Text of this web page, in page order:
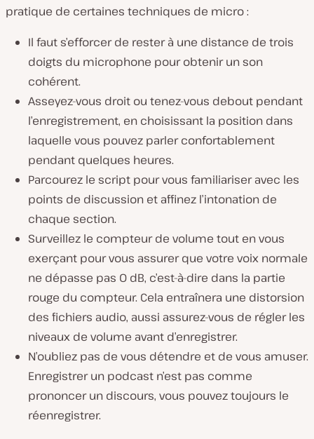
pratique de certaines techniques de micro :
Il faut s’efforcer de rester à une distance de trois
doigts du microphone pour obtenir un son
cohérent.
Asseyez-vous droit ou tenez-vous debout pendant
l’enregistrement, en choisissant la position dans
laquelle vous pouvez parler confortablement
pendant quelques heures.
Parcourez le script pour vous familiariser avec les
points de discussion et affinez l’intonation de
chaque section.
Surveillez le compteur de volume tout en vous
exerçant pour vous assurer que votre voix normale
ne dépasse pas 0 dB, c’est-à-dire dans la partie
rouge du compteur. Cela entraînera une distorsion
des fichiers audio, aussi assurez-vous de régler les
niveaux de volume avant d’enregistrer.
N’oubliez pas de vous détendre et de vous amuser.
Enregistrer un podcast n’est pas comme
prononcer un discours, vous pouvez toujours le
réenregistrer.